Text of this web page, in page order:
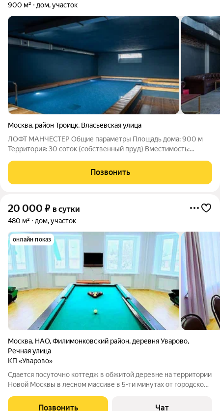
900 м² дом, участок
Москва, район Троицк, Власьевская улица
ЛОФТ МАНЧЕСТЕР Общие параметры Площадь дома: 900 м
Территория: 30 соток (собственный пруд) Вместимость:
Ночлег: 23 гостя Спальни: 10 (включая апартаменты для
молодоженов) Парковка: до 10
Позвонить
20 000 ₽ в сутки
480 м² дом, участок
онлайн показ
Москва, НАО,Филимонковский район, деревня Уварово,
Речная улица
КП «Уварово»
Сдается посуточно коттедж в обжитой деревне на территории
Новой Москвы в лесном массиве в 5-ти минутах от городской
УЧАСТОК 14 сот : Детская площадка с ночным освещением ,
Позвонить Чат